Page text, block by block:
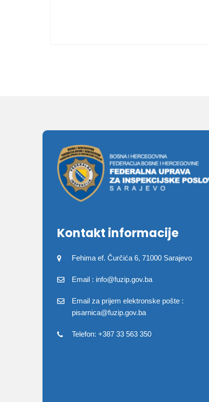
Kontakt informacije
Fehima ef. Čurčića 6, 71000 Sarajevo
Email : info@fuzip.gov.ba
Email za prijem elektronske pošte :
pisarnica@fuzip.gov.ba
Telefon: +387 33 563 350